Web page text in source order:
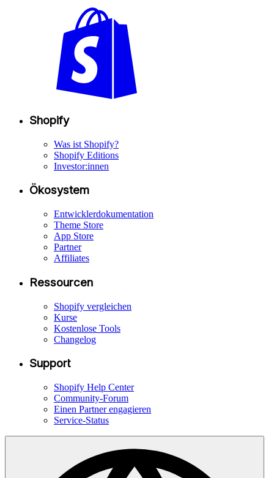
Shopify
Was ist Shopify?
Shopify Editions
Investor:innen
Ökosystem
Entwicklerdokumentation
Theme Store
App Store
Partner
Affiliates
Ressourcen
Shopify vergleichen
Kurse
Kostenlose Tools
Changelog
Support
Shopify Help Center
Community-Forum
Einen Partner engagieren
Service-Status